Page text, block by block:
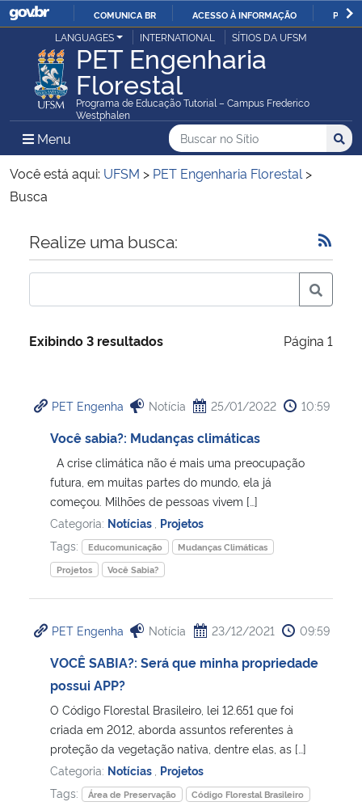
IR
PARA
CONTEÚDO
COMUNICA BR ACESSO À INFORMAÇÃO
Ministério da Justiça e Segurança Pública
Ministério da Defesa
Ministério da Economia
Ministério da Infraestrutura
Ministério de Minas e Energia
Ministério da Ciência, Tecnologia, Inovações e Comunicações
Ministério do Meio Ambiente
Ministério do Desenvolvimento Regional
Ministério da Mulher, da Família e dos Direitos Humanos
LANGUAGES INTERNATIONAL SÍTIOS DA UFSM
PET Engenharia
Florestal
Programa de Educação Tutorial – Campus Frederico
Westphalen
Menu Menu Principal do Sítio
Busca
Buscar no no Sítio
Busca:
Você está aqui: UFSM > PET Engenharia Florestal >
Busca
Início do conteúdo
Realize uma busca:
Exibindo 3 resultados Página 1
PET Engenha Notícia 25/01/2022 10:59
Você sabia?: Mudanças climáticas
A crise climática não é mais uma preocupação
futura, em muitas partes do mundo, ela já
começou. Milhões de pessoas vivem […]
Categoria: Notícias Projetos
Tags:
Educomunicação
Mudanças Climáticas
Projetos
Você Sabia?
PET Engenha Notícia 23/12/2021 09:59
VOCÊ SABIA?: Será que minha propriedade
possui APP?
O Código Florestal Brasileiro, lei 12.651 que foi
criada em 2012, aborda assuntos referentes à
proteção da vegetação nativa, dentre elas, as […]
Categoria: Notícias Projetos
Tags:
Área de Preservação
Código Florestal Brasileiro